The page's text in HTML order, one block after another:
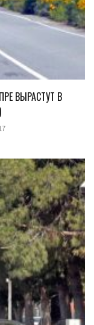
ВЫРАСТУТ В